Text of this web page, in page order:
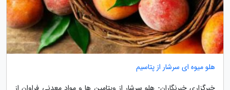
هلو میوه ای سرشار از پتاسیم